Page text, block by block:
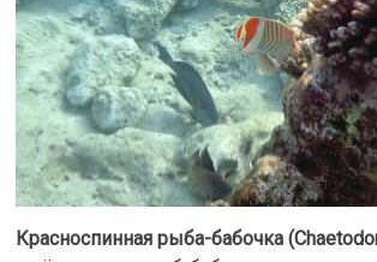
Красноспинная рыба-бабочка